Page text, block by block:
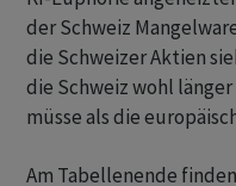
der Schweiz
die Schweizer Aktien
die Schweiz wohl
müsse als die
Am Tabellenende